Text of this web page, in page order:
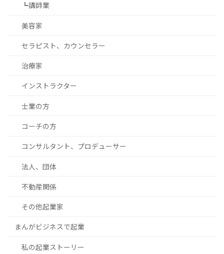
┗講師業
美容家
セラピスト、カウンセラー
治療家
インストラクター
士業の方
コーチの方
コンサルタント、プロデューサー
法人、団体
不動産関係
その他起業家
まんがビジネスで起業
私の起業ストーリー